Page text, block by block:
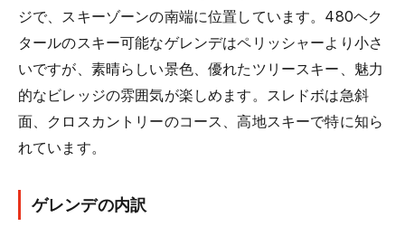
ジで、スキーゾーンの南端に位置しています。480ヘク
タールのスキー可能なゲレンデはペリッシャーより小さ
いですが、素晴らしい景色、優れたツリースキー、魅力
的なビレッジの雰囲気が楽しめます。スレドボは急斜
面、クロスカントリーのコース、高地スキーで特に知ら
れています。
ゲレンデの内訳